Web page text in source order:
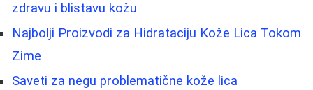
zdravu i blistavu kožu
Najbolji Proizvodi za Hidrataciju Kože Lica Tokom
Zime
Saveti za negu problematične kože lica